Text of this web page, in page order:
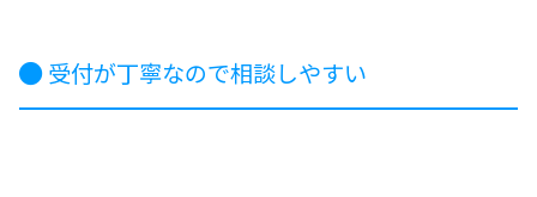
受付が丁寧なので相談しやすい